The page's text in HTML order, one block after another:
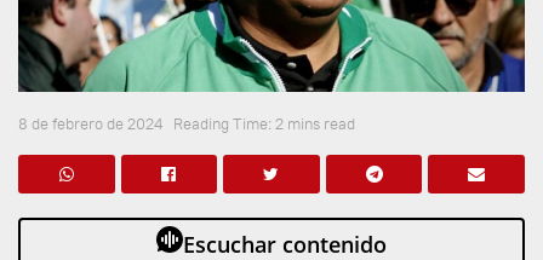
8 de febrero de 2024 Reading Time: 2 mins read
Escuchar contenido